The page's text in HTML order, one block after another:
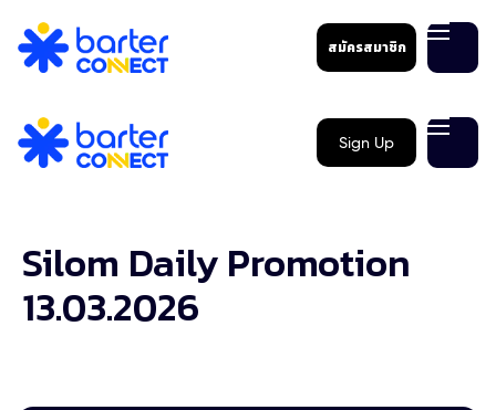
สมัครสมาชิก
Sign Up
Silom Daily Promotion
13.03.2026